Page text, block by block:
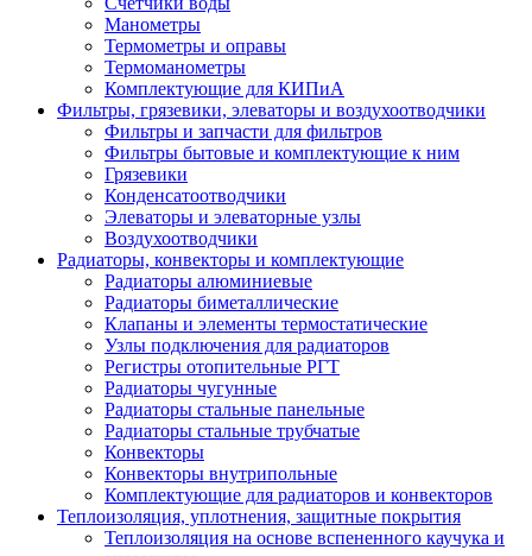
Манометры
Термометры и оправы
Термоманометры
Комплектующие для КИПиА
Фильтры, грязевики, элеваторы и воздухоотводчики
Фильтры и запчасти для фильтров
Фильтры бытовые и комплектующие к ним
Грязевики
Конденсатоотводчики
Элеваторы и элеваторные узлы
Воздухоотводчики
Радиаторы, конвекторы и комплектующие
Радиаторы алюминиевые
Радиаторы биметаллические
Клапаны и элементы термостатические
Узлы подключения для радиаторов
Регистры отопительные РГТ
Радиаторы чугунные
Радиаторы стальные панельные
Радиаторы стальные трубчатые
Конвекторы
Конвекторы внутрипольные
Комплектующие для радиаторов и конвекторов
Теплоизоляция, уплотнения, защитные покрытия
Теплоизоляция на основе вспененного каучука и